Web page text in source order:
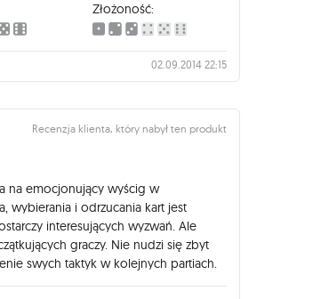
Złożoność:
02.09.2014 22:15
Recenzja klienta, który nabył ten produkt
na emocjonujący wyścig w
wybierania i odrzucania kart jest
interesujących wyzwań. Ale
graczy. Nie nudzi się zbyt
swych taktyk w kolejnych partiach.